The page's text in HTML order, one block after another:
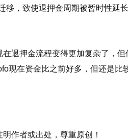
移，致使退押金周期被暂时性延
退押金流程变得更加复杂了，
现在资金比之前好多，但还是比
明作者或出处，尊重原创！